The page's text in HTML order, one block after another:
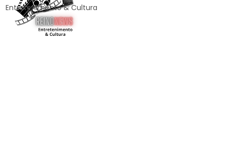
Entretenimento & Cultura